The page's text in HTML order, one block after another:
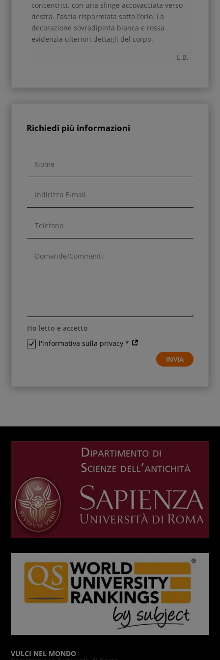
concentrici, con una sfinge accovacciata verso
destra. Fascia risparmiata sotto l’orlo. La
decorazione sovradipinta bianca e rossa
evidenzia ulteriori dettagli del corpo.
L.B.
Richiedi più informazioni
Ho letto e accetto
l'informativa sulla privacy *
INVIA
VULCI NEL MONDO